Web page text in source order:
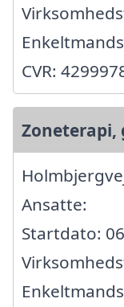
CVR:
Zoneterapi,
Ansatte:
Startdato: